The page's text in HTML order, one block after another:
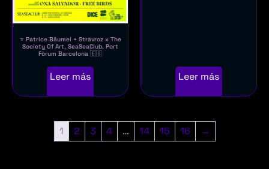
⭐ Patrice Bäumel + Stravroz x The
Society Of Art, SeaSeaClub, Port
Fòrum Barcelona 🇪🇸
Leer más Leer más
1 2 3 4 … 14 15 16 →